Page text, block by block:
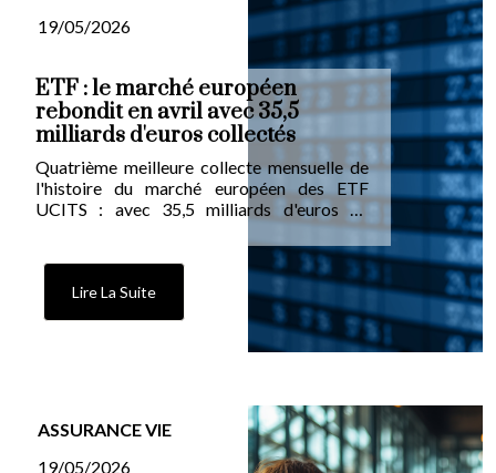
19/05/2026
ETF : le marché européen
rebondit en avril avec 35,5
milliards d'euros collectés
Quatrième meilleure collecte mensuelle de
l'histoire du marché européen des ETF
UCITS : avec 35,5 milliards d'euros de
souscriptions nettes en avril, le segment
efface la mollesse de mars (10 milliards). Les
actions captent les trois quarts des flux,
portées par l'apaisement géopolitique entre
Washington et Téhéran. Sur l'obligataire, les
investisseurs basculent vers les expositions
Lire La Suite
ASSURANCE VIE
19/05/2026